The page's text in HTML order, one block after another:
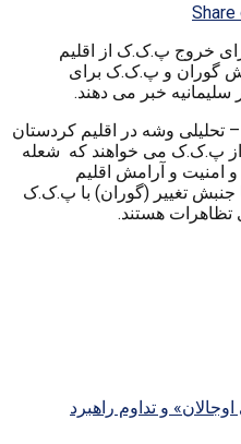
Share
خروج پ.ک.ک از اقلیم
گوران و پ.ک.ک برای
خبر می دهند.
تحلیلی وشه در اقلیم کردستان
پ.ک.ک می خواهند که شعله
امنیت و آرامش اقلیم
جنبش تغییر (گوران) با پ.ک.ک
تظاهرات هستند.